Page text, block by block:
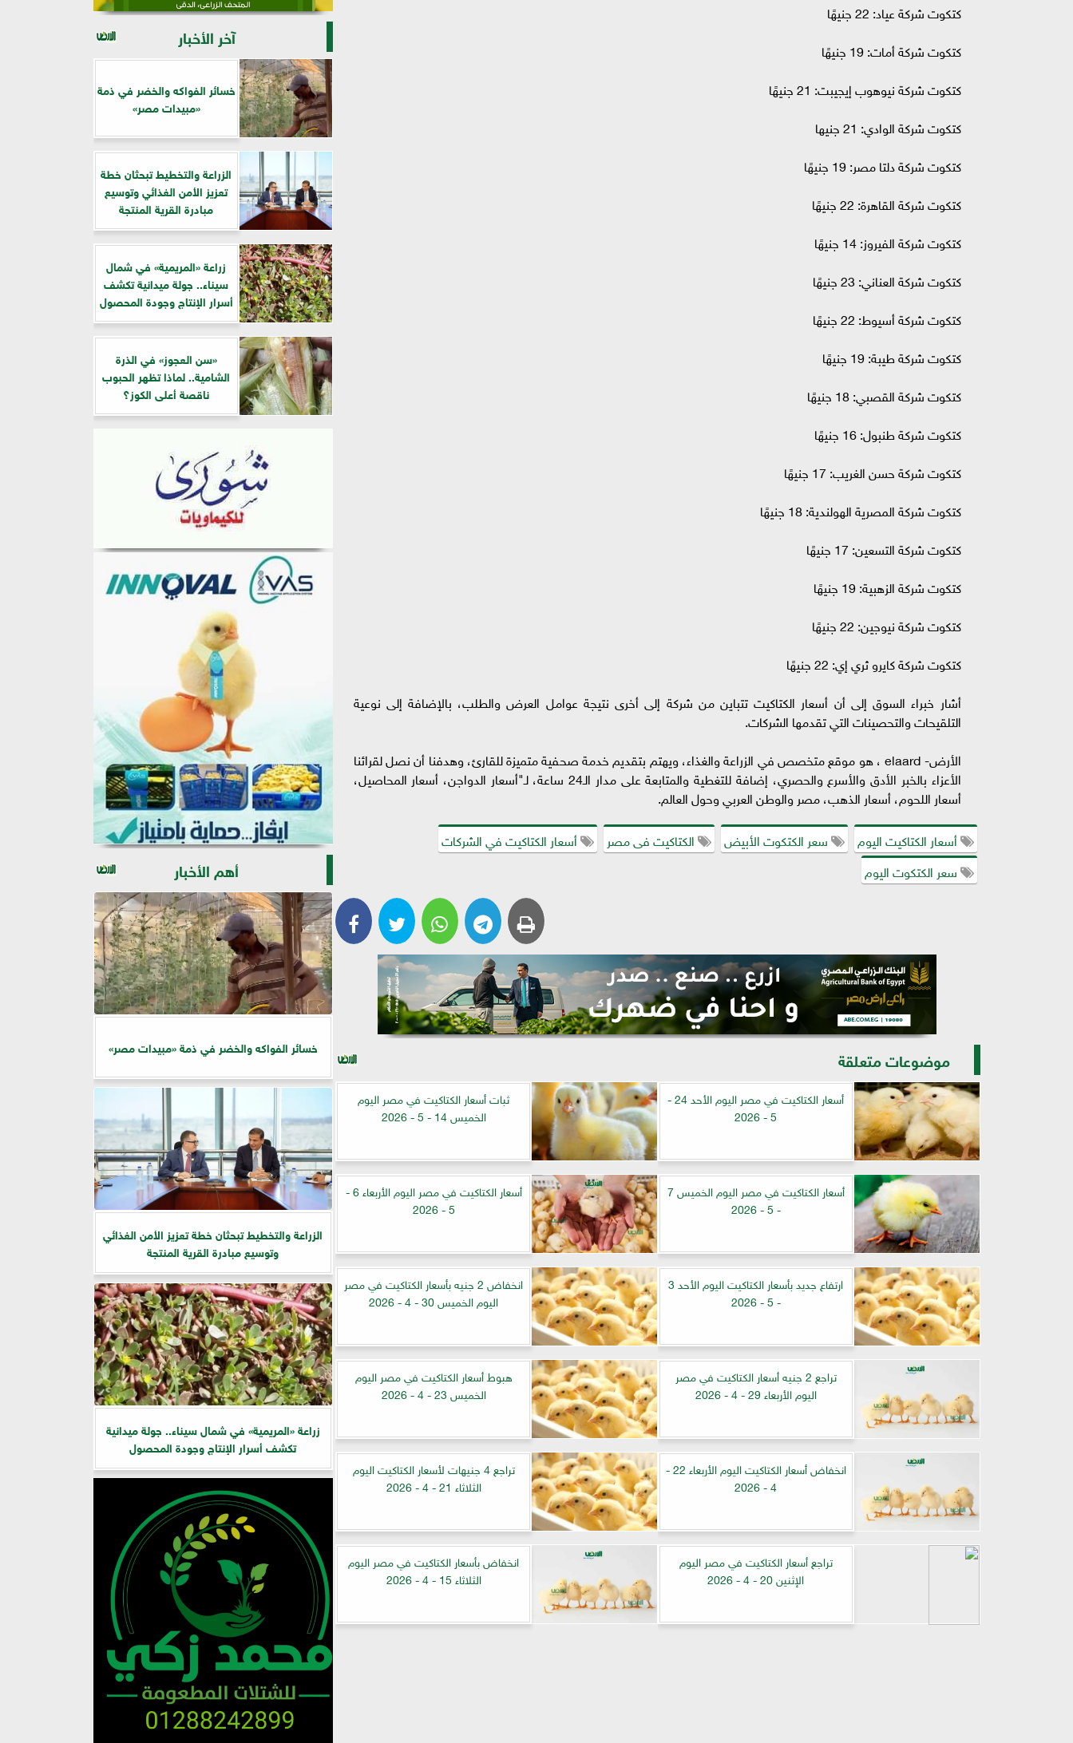
كتكوت شركة عياد: 22 جنيهًا
كتكوت شركة أمات: 19 جنيهًا
كتكوت شركة نيوهوب إيجيبت: 21 جنيهًا
كتكوت شركة الوادي: 21 جنيها
كتكوت شركة دلتا مصر: 19 جنيهًا
كتكوت شركة القاهرة: 22 جنيهًا
كتكوت شركة الفيروز: 14 جنيهًا
كتكوت شركة العناني: 23 جنيهًا
كتكوت شركة أسيوط: 22 جنيهًا
كتكوت شركة طيبة: 19 جنيهًا
كتكوت شركة القصبي: 18 جنيهًا
كتكوت شركة طنبول: 16 جنيهًا
كتكوت شركة حسن الغريب: 17 جنيهًا
كتكوت شركة المصرية الهولندية: 18 جنيهًا
كتكوت شركة التسعين: 17 جنيهًا
كتكوت شركة الزهبية: 19 جنيهًا
كتكوت شركة نيوجين: 22 جنيهًا
كتكوت شركة كايرو ثري إي: 22 جنيهًا
أشار خبراء السوق إلى أن أسعار الكتاكيت تتباين من شركة إلى أخرى نتيجة عوامل العرض والطلب، بالإضافة إلى نوعية
التلقيحات والتحصينات التي تقدمها الشركات.
الأرض- elaard ، هو موقع متخصص في الزراعة والغذاء، ويهتم بتقديم خدمة صحفية متميزة للقارئ، وهدفنا أن نصل لقرائنا
الأعزاء بالخبر الأدق والأسرع والحصري، إضافة للتغطية والمتابعة على مدار الـ24 ساعة، لـ"أسعار الدواجن، أسعار المحاصيل،
أسعار اللحوم، أسعار الذهب، مصر والوطن العربي وحول العالم.
أسعار الكتاكيت اليوم
سعر الكتكوت الأبيض الكتاكيت فى مصر
أسعار الكتاكيت في الشركات
سعر الكتكوت اليوم
موضوعات متعلقة
أسعار الكتاكيت في مصر اليوم الأحد 24 -
5 - 2026
ثبات أسعار الكتاكيت في مصر اليوم
الخميس 14 - 5 - 2026
أسعار الكتاكيت في مصر اليوم الخميس 7
- 5 - 2026
أسعار الكتاكيت في مصر اليوم الأربعاء 6 -
5 - 2026
ارتفاع جديد بأسعار الكتاكيت اليوم الأحد 3
- 5 - 2026
انخفاض 2 جنيه بأسعار الكتاكيت في مصر
اليوم الخميس 30 - 4 - 2026
تراجع 2 جنيه أسعار الكتاكيت في مصر
اليوم الأربعاء 29 - 4 - 2026
هبوط أسعار الكتاكيت في مصر اليوم
الخميس 23 - 4 - 2026
انخفاض أسعار الكتاكيت اليوم الأربعاء 22 -
4 - 2026
تراجع 4 جنيهات لأسعار الكتاكيت اليوم
الثلاثاء 21 - 4 - 2026
تراجع أسعار الكتاكيت في مصر اليوم
الإثنين 20 - 4 - 2026
انخفاض بأسعار الكتاكيت في مصر اليوم
الثلاثاء 15 - 4 - 2026
آخر الأخبار
خسائر الفواكه والخضر في ذمة
«مبيدات مصر»
الزراعة والتخطيط تبحثان خطة
تعزيز الأمن الغذائي وتوسيع
مبادرة القرية المنتجة
زراعة «المريمية» في شمال
سيناء.. جولة ميدانية تكشف
أسرار الإنتاج وجودة المحصول
«سن العجوز» في الذرة
الشامية.. لماذا تظهر الحبوب
ناقصة أعلى الكوز؟
أهم الأخبار
خسائر الفواكه والخضر في ذمة «مبيدات مصر»
الزراعة والتخطيط تبحثان خطة تعزيز الأمن الغذائي
وتوسيع مبادرة القرية المنتجة
زراعة «المريمية» في شمال سيناء.. جولة ميدانية
تكشف أسرار الإنتاج وجودة المحصول